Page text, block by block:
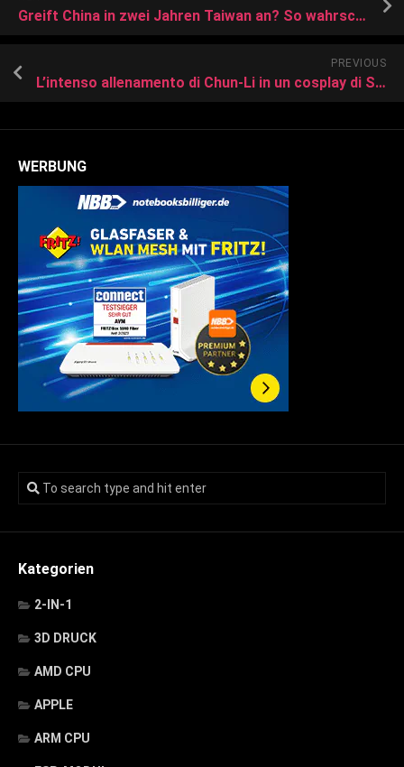
Greift China in zwei Jahren Taiwan an? So wahrscheinlich sind die Schreckensszenarien der USA
PREVIOUS
L’intenso allenamento di Chun-Li in un cosplay di Street Fighter
WERBUNG
Kategorien
2-IN-1
3D DRUCK
AMD CPU
APPLE
ARM CPU